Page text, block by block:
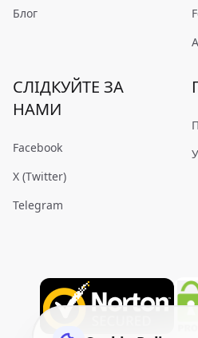
Блог
СЛІДКУЙТЕ ЗА
НАМИ
Facebook
X (Twitter)
Telegram